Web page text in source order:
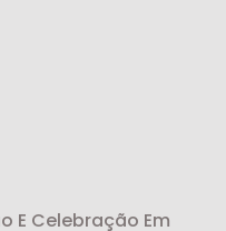
E Celebração Em